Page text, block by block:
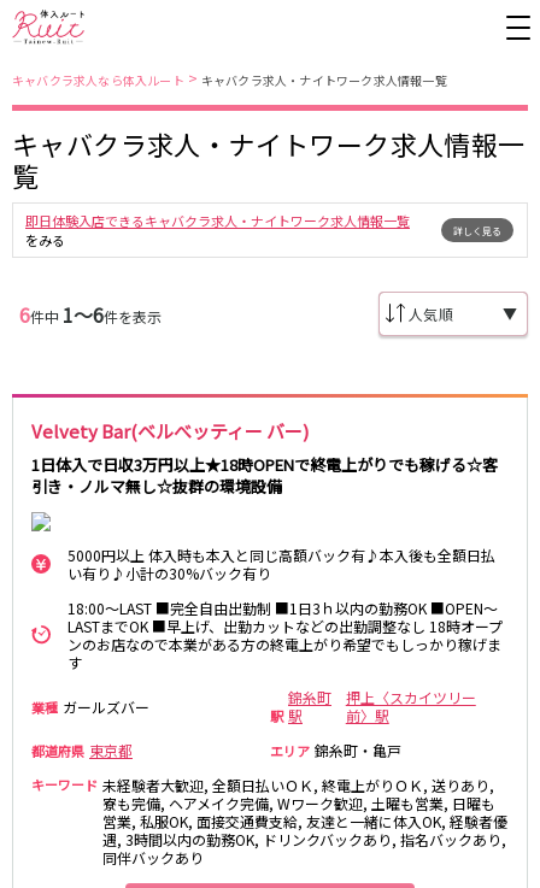
キャバクラ求人なら体入ルート > キャバクラ求人・ナイトワーク求人情報一覧
キャバクラ求人・ナイトワーク求人情報一
覧
即日体験入店できるキャバクラ求人・ナイトワーク求人情報一覧
をみる
詳しく見る
6件中 1〜6件を表示 ▼
Velvety Bar(ベルべッティー バー)
1日体入で日収3万円以上★18時OPENで終電上がりでも稼げる☆客
引き・ノルマ無し☆抜群の環境設備
5000円以上 体入時も本入と同じ高額バック有♪本入後も全額日払
い有り♪小計の30%バック有り
18:00～LAST ■完全自由出勤制 ■1日3ｈ以内の勤務OK ■OPEN～
LASTまでOK ■早上げ、出勤カットなどの出勤調整なし 18時オープ
ンのお店なので本業がある方の終電上がり希望でもしっかり稼げま
す
業種 ガールズバー 駅
錦糸町
駅
押上〈スカイツリー
前〉駅
都道府県 東京都 エリア 錦糸町・亀戸
キーワード 未経験者大歓迎, 全額日払いＯＫ, 終電上がりＯＫ, 送りあり,
寮も完備, ヘアメイク完備, Wワーク歓迎, 土曜も営業, 日曜も
営業, 私服OK, 面接交通費支給, 友達と一緒に体入OK, 経験者優
遇, 3時間以内の勤務OK, ドリンクバックあり, 指名バックあり,
同伴バックあり
東京都
上野
池袋
立川
ひばりヶ丘・久米川
神田
北千住
八王子
六本木
品川・大井町・大森
赤坂
小岩・新小岩
自由が丘・学芸大学
三軒茶屋・二子玉川
駒込・日暮里
成増・板橋
荻窪・阿佐ヶ谷
大塚・巣鴨
東陽町・門前仲町
府中
目黒・中目黒
拝島・小作
綾瀬・竹ノ塚・西新井
調布
高円寺
国分寺
亀有・金町
新宿
明大前・烏山
東京メトロ日比谷線
銀座駅
上野駅
広尾駅
上野御徒町駅
六本木駅
練馬駅
門前仲町駅
東新宿駅
両国駅
麻布十番駅
森下駅
勝どき駅
豊島園駅
JR中央・総武線
新宿駅
吉祥寺駅
船橋駅
秋葉原駅
西船橋駅
津田沼駅
亀戸駅
小岩駅
高円寺駅